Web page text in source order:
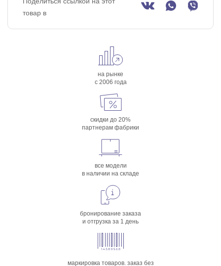
товар в
на рынке
с 2006 года
скидки до 20%
партнерам фабрики
все модели
в наличии на складе
бронирование заказа
и отгрузка за 1 день
маркировка товаров. заказ без